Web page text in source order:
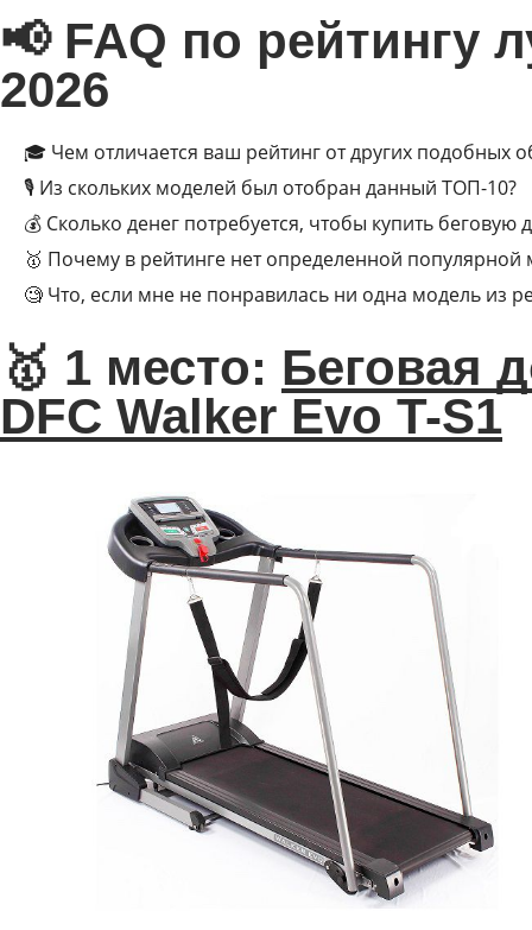
📢 FAQ по рейтингу
2026
🎓 Чем отличается ваш рейтинг от других подобных
🎙 Из скольких моделей был отобран данный ТОП-10?
💰 Сколько денег потребуется, чтобы купить беговую
🥇 Почему в рейтинге нет определенной популярной
🧐 Что, если мне не понравилась ни одна модель из
🥇 1 место: Беговая
DFC Walker Evo T-S1